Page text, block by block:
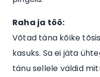
Raha ja töö:
Võtad täna kõike
kasuks. Sa ei jäta
tänu sellele väldid